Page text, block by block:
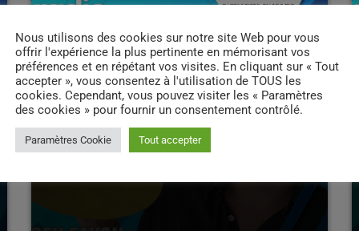
Nous utilisons des cookies sur notre site Web pour vous
offrir l'expérience la plus pertinente en mémorisant vos
préférences et en répétant vos visites. En cliquant sur « Tout
accepter », vous consentez à l'utilisation de TOUS les
cookies. Cependant, vous pouvez visiter les « Paramètres
des cookies » pour fournir un consentement contrôlé.
Paramètres Cookie Tout accepter